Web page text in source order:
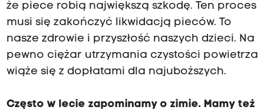
że piece robią największą szkodę. Ten proces
musi się zakończyć likwidacją pieców. To
nasze zdrowie i przyszłość naszych dzieci. Na
pewno ciężar utrzymania czystości powietrza
wiąże się z dopłatami dla najuboższych.
Często w lecie zapominamy o zimie. Mamy też